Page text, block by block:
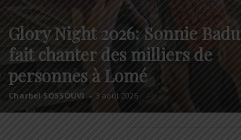
Glory Night 2026: Sonnie Badu
fait chanter des milliers de
personnes à Lomé
Charbel SOSSOUVI - 3 août 2026